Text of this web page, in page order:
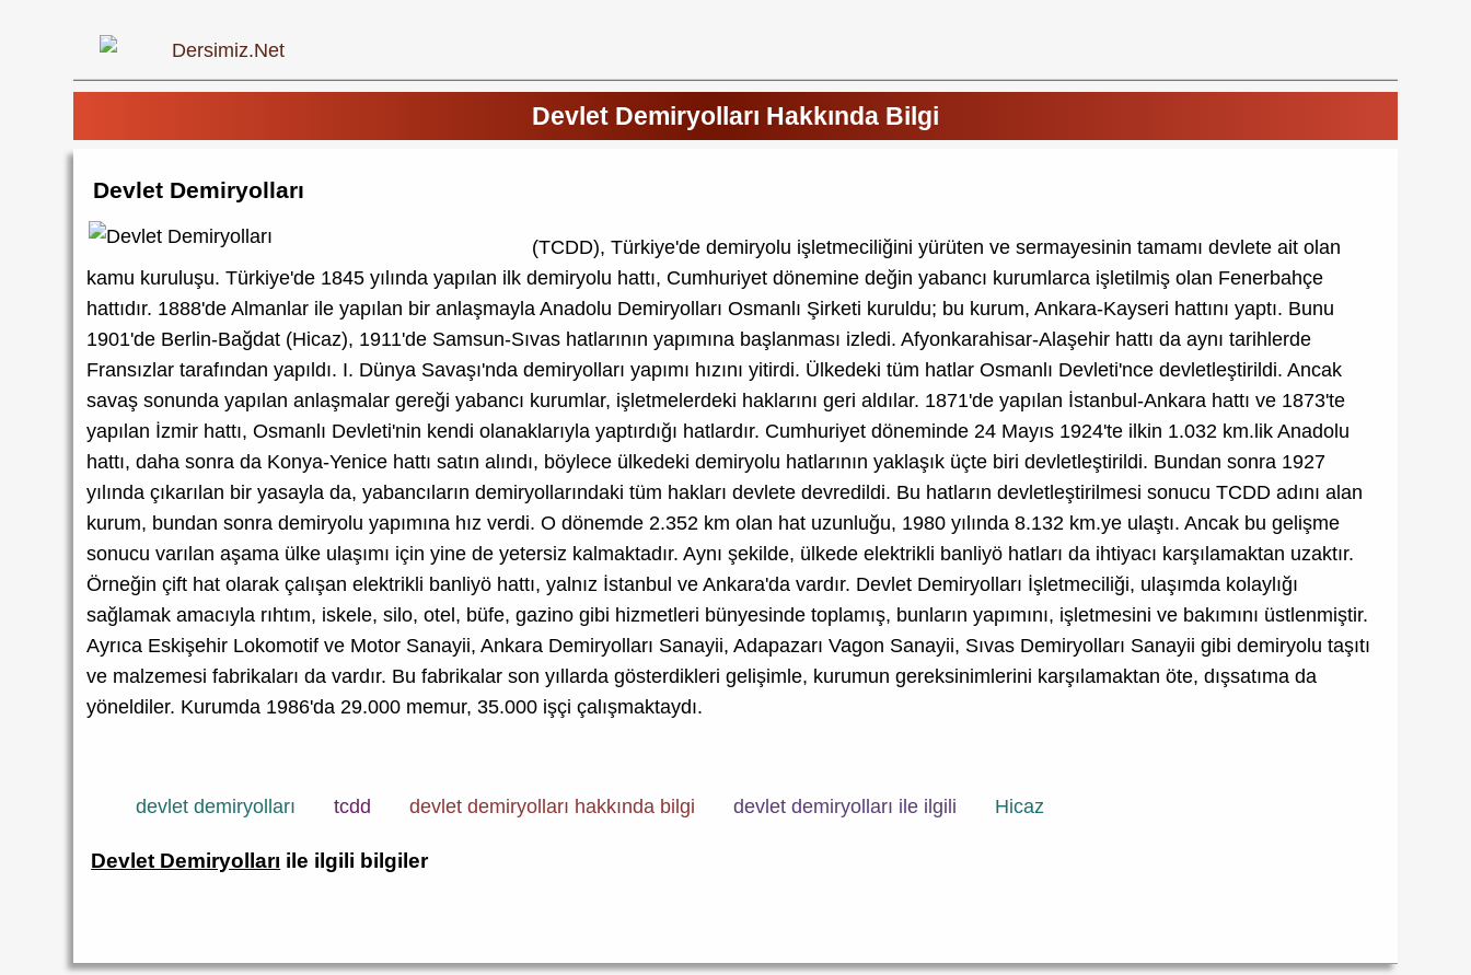
Devlet Demiryolları Hakkında Bilgi
Devlet Demiryolları
(TCDD), Türkiye'de demiryolu işletmeciliğini yürüten ve sermayesinin tamamı devlete ait olan
kamu kuruluşu. Türkiye'de 1845 yılında yapılan ilk demiryolu hattı, Cumhuriyet dönemine değin yabancı kurumlarca işletilmiş olan Fenerbahçe
hattıdır. 1888'de Almanlar ile yapılan bir anlaşmayla Anadolu Demiryolları Osmanlı Şirketi kuruldu; bu kurum, Ankara-Kayseri hattını yaptı. Bunu
1901'de Berlin-Bağdat (Hicaz), 1911'de Samsun-Sıvas hatlarının yapımına başlanması izledi. Afyonkarahisar-Alaşehir hattı da aynı tarihlerde
Fransızlar tarafından yapıldı. I. Dünya Savaşı'nda demiryolları yapımı hızını yitirdi. Ülkedeki tüm hatlar Osmanlı Devleti'nce devletleştirildi. Ancak
savaş sonunda yapılan anlaşmalar gereği yabancı kurumlar, işletmelerdeki haklarını geri aldılar. 1871'de yapılan İstanbul-Ankara hattı ve 1873'te
yapılan İzmir hattı, Osmanlı Devleti'nin kendi olanaklarıyla yaptırdığı hatlardır. Cumhuriyet döneminde 24 Mayıs 1924'te ilkin 1.032 km.lik Anadolu
hattı, daha sonra da Konya-Yenice hattı satın alındı, böylece ülkedeki demiryolu hatlarının yaklaşık üçte biri devletleştirildi. Bundan sonra 1927
yılında çıkarılan bir yasayla da, yabancıların demiryollarındaki tüm hakları devlete devredildi. Bu hatların devletleştirilmesi sonucu TCDD adını alan
kurum, bundan sonra demiryolu yapımına hız verdi. O dönemde 2.352 km olan hat uzunluğu, 1980 yılında 8.132 km.ye ulaştı. Ancak bu gelişme
sonucu varılan aşama ülke ulaşımı için yine de yetersiz kalmaktadır. Aynı şekilde, ülkede elektrikli banliyö hatları da ihtiyacı karşılamaktan uzaktır.
Örneğin çift hat olarak çalışan elektrikli banliyö hattı, yalnız İstanbul ve Ankara'da vardır. Devlet Demiryolları İşletmeciliği, ulaşımda kolaylığı
sağlamak amacıyla rıhtım, iskele, silo, otel, büfe, gazino gibi hizmetleri bünyesinde toplamış, bunların yapımını, işletmesini ve bakımını üstlenmiştir.
Ayrıca Eskişehir Lokomotif ve Motor Sanayii, Ankara Demiryolları Sanayii, Adapazarı Vagon Sanayii, Sıvas Demiryolları Sanayii gibi demiryolu taşıtı
ve malzemesi fabrikaları da vardır. Bu fabrikalar son yıllarda gösterdikleri gelişimle, kurumun gereksinimlerini karşılamaktan öte, dışsatıma da
yöneldiler. Kurumda 1986'da 29.000 memur, 35.000 işçi çalışmaktaydı.
devlet demiryolları tcdd devlet demiryolları hakkında bilgi devlet demiryolları ile ilgili Hicaz
Devlet Demiryolları ile ilgili bilgiler